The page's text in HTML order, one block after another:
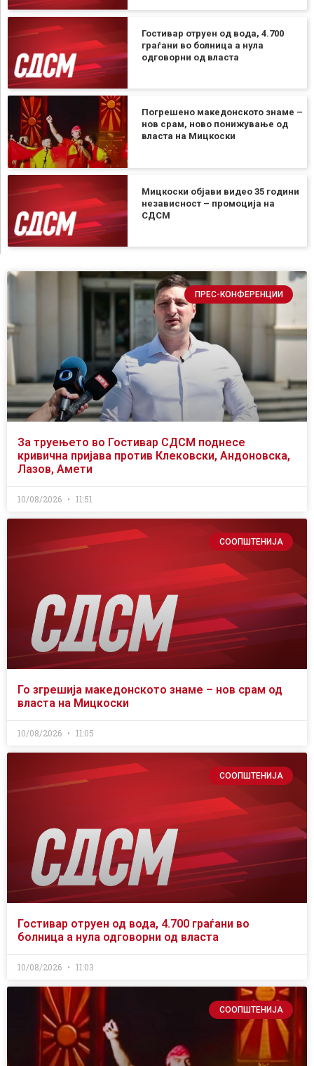
Гостивар отруен од вода, 4.700
граѓани во болница а нула
одговорни од власта
Погрешено македонското знаме –
нов срам, ново понижување од
власта на Мицкоски
Мицкоски објави видео 35 години
независност – промоција на
СДСМ
ПРЕС-КОНФЕРЕНЦИИ
За труењето во Гостивар СДСМ поднесе
кривична пријава против Клековски, Андоновска,
Лазов, Амети
10/08/2026 11:51
СООПШТЕНИЈА
Го згрешија македонското знаме – нов срам од
власта на Мицкоски
10/08/2026 11:05
СООПШТЕНИЈА
Гостивар отруен од вода, 4.700 граѓани во
болница а нула одговорни од власта
10/08/2026 11:03
СООПШТЕНИЈА